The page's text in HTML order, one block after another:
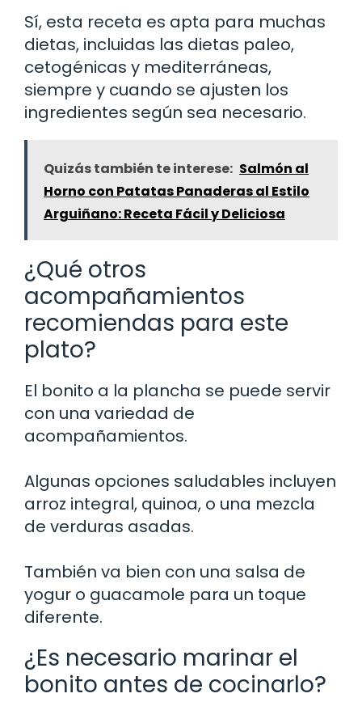
Sí, esta receta es apta para muchas
dietas, incluidas las dietas paleo,
cetogénicas y mediterráneas,
siempre y cuando se ajusten los
ingredientes según sea necesario.
Quizás también te interese: Salmón al
Horno con Patatas Panaderas al Estilo
Arguiñano: Receta Fácil y Deliciosa
¿Qué otros
acompañamientos
recomiendas para este
plato?
El bonito a la plancha se puede servir
con una variedad de
acompañamientos.
Algunas opciones saludables incluyen
arroz integral, quinoa, o una mezcla
de verduras asadas.
También va bien con una salsa de
yogur o guacamole para un toque
diferente.
¿Es necesario marinar el
bonito antes de cocinarlo?